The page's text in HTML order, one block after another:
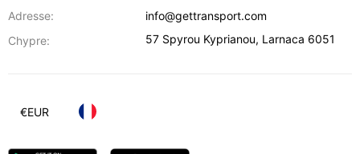
Adresse:
info@gettransport.com
Chypre:
57 Spyrou Kyprianou, Larnaca 6051
€EUR